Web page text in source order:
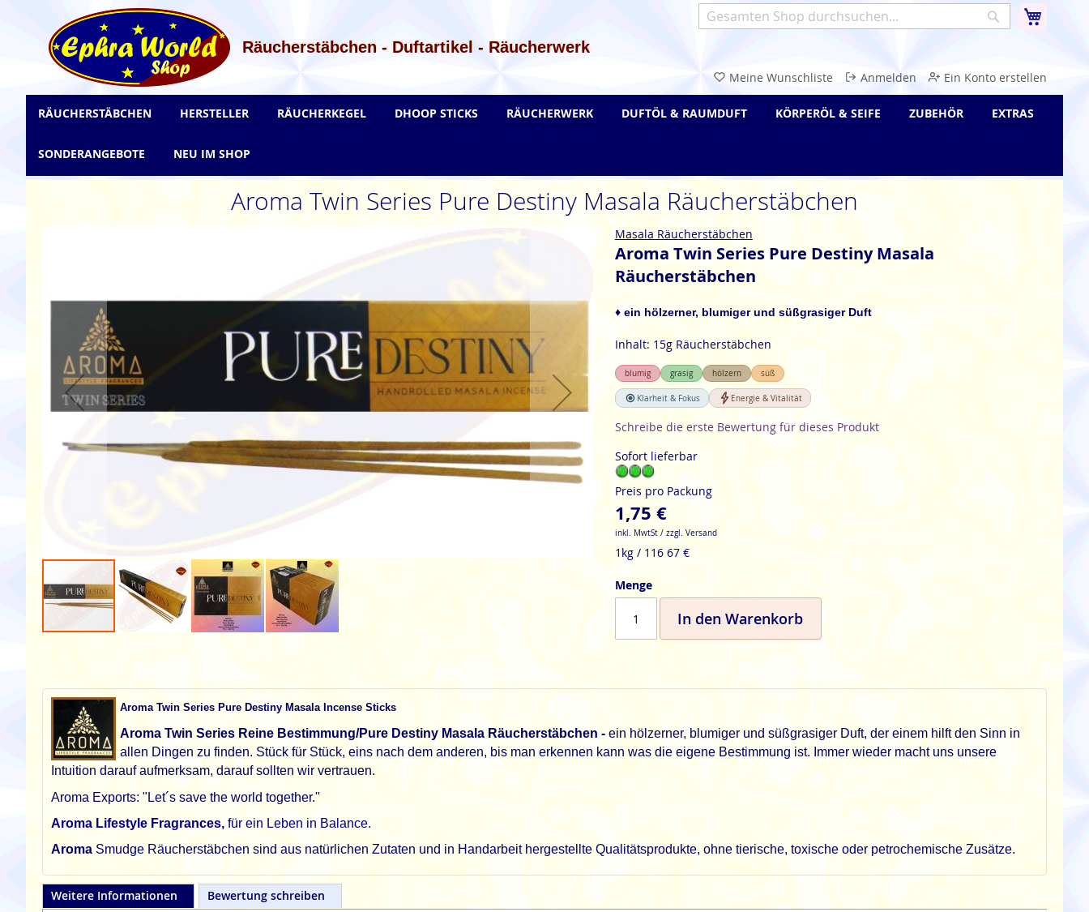
Suche
Räucherstäbchen - Duftartikel - Räucherwerk
Meine Wunschliste Anmelden Ein Konto erstellen
Inhalt
springen
Aroma Twin Series Pure Destiny Masala Räucherstäbchen
springen
Bildgalerie
springen
Masala Räucherstäbchen
Aroma Twin Series Pure Destiny Masala
Räucherstäbchen
♦ ein hölzerner, blumiger und süßgrasiger Duft
Inhalt: 15g Räucherstäbchen
blumig grasig hölzern süß
Klarheit & Fokus Energie & Vitalität
Schreibe die erste Bewertung für dieses Produkt
Sofort lieferbar
Preis pro Packung
1,75 €
inkl. MwtSt / zzgl. Versand
1kg / 116 67 €
Menge
In den Warenkorb
Aroma Twin Series Pure Destiny Masala Incense Sticks
Aroma Twin Series Reine Bestimmung/Pure Destiny Masala Räucherstäbchen - ein hölzerner, blumiger und süßgrasiger Duft, der einem hilft den Sinn in
allen Dingen zu finden. Stück für Stück, eins nach dem anderen, bis man erkennen kann was die eigene Bestimmung ist. Immer wieder macht uns unsere
Intuition darauf aufmerksam, darauf sollten wir vertrauen.
Aroma Exports: "Let´s save the world together."
Aroma Lifestyle Fragrances, für ein Leben in Balance.
Aroma Smudge Räucherstäbchen sind aus natürlichen Zutaten und in Handarbeit hergestellte Qualitätsprodukte, ohne tierische, toxische oder petrochemische Zusätze.
Weitere Informationen Bewertung schreiben
RÄUCHERSTÄBCHEN HERSTELLER RÄUCHERKEGEL DHOOP STICKS RÄUCHERWERK DUFTÖL & RAUMDUFT KÖRPERÖL & SEIFE ZUBEHÖR EXTRAS
SONDERANGEBOTE NEU IM SHOP